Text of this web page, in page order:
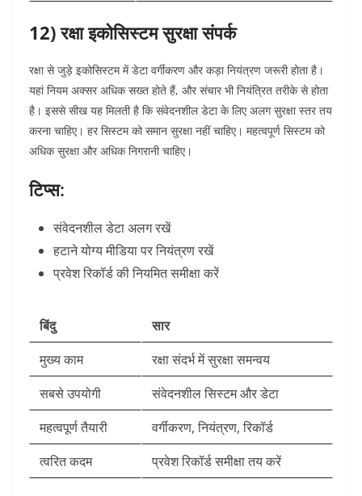
12) रक्षा इकोसिस्टम सुरक्षा संपर्क
रक्षा से जुड़े इकोसिस्टम में डेटा वर्गीकरण और कड़ा नियंत्रण जरूरी होता है।
यहां नियम अक्सर अधिक सख्त होते हैं, और संचार भी नियंत्रित तरीके से होता
है। इससे सीख यह मिलती है कि संवेदनशील डेटा के लिए अलग सुरक्षा स्तर तय
करना चाहिए। हर सिस्टम को समान सुरक्षा नहीं चाहिए। महत्वपूर्ण सिस्टम को
अधिक सुरक्षा और अधिक निगरानी चाहिए।
टिप्स:
संवेदनशील डेटा अलग रखें
हटाने योग्य मीडिया पर नियंत्रण रखें
प्रवेश रिकॉर्ड की नियमित समीक्षा करें
बिंदु
सार
मुख्य काम
रक्षा संदर्भ में सुरक्षा समन्वय
सबसे उपयोगी
संवेदनशील सिस्टम और डेटा
महत्वपूर्ण तैयारी
वर्गीकरण, नियंत्रण, रिकॉर्ड
त्वरित कदम
प्रवेश रिकॉर्ड समीक्षा तय करें